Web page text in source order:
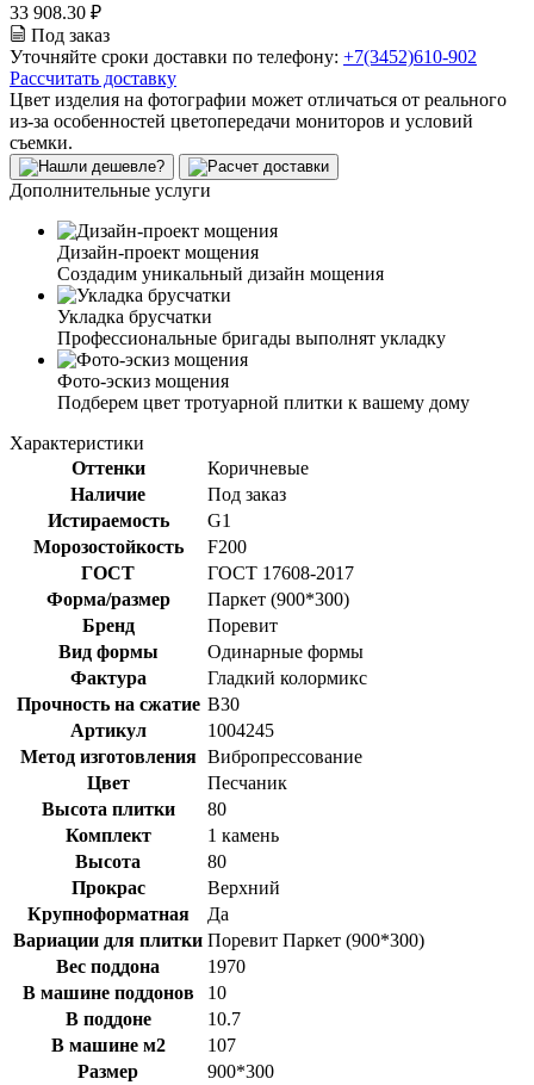
33 908.30 ₽
Под заказ
Уточняйте сроки доставки по телефону: +7(3452)610-902
Рассчитать доставку
Цвет изделия на фотографии может отличаться от реального
из-за особенностей цветопередачи мониторов и условий
съемки.
Дополнительные услуги
Дизайн-проект мощения
Создадим уникальный дизайн мощения
Укладка брусчатки
Профессиональные бригады выполнят укладку
Фото-эскиз мощения
Подберем цвет тротуарной плитки к вашему дому
Характеристики
Оттенки
Коричневые
Наличие
Под заказ
Истираемость
G1
Морозостойкость
F200
ГОСТ
ГОСТ 17608-2017
Форма/размер
Паркет (900*300)
Бренд
Поревит
Вид формы
Одинарные формы
Фактура
Гладкий колормикс
Прочность на сжатие B30
Артикул
1004245
Метод изготовления Вибропрессование
Цвет
Песчаник
Высота плитки
80
Комплект
1 камень
Высота
80
Прокрас
Верхний
Крупноформатная
Да
Вариации для плитки Поревит Паркет (900*300)
Вес поддона
1970
В машине поддонов
10
В поддоне
10.7
В машине м2
107
Размер
900*300